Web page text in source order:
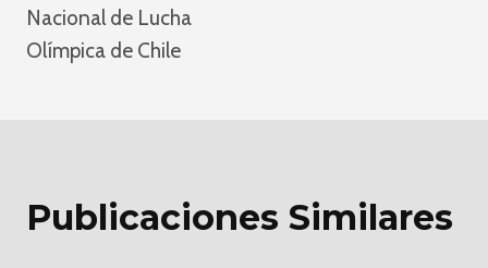
Nacional de Lucha
Olímpica de Chile
Publicaciones Similares